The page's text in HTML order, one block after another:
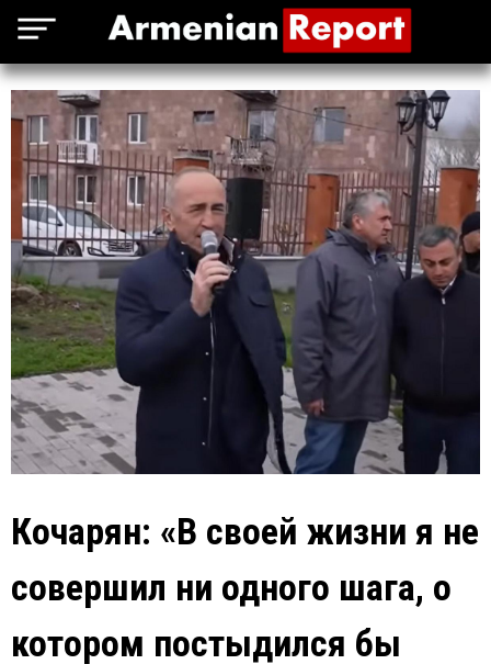
Кочарян: «В своей жизни я не
совершил ни одного шага, о
котором постыдился бы